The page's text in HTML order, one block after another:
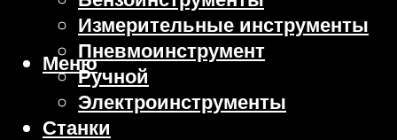
Измерительные инструменты
Пневмоинструмент
Ручной
Электроинструменты
Станки
Меню